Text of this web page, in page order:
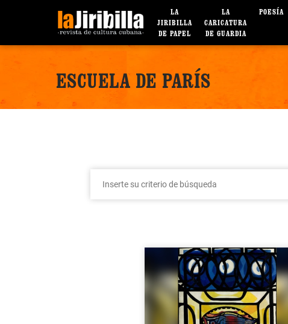
LA
JIRIBILLA
DE PAPEL
LA
CARICATURA
DE GUARDIA
POESÍA
ESCUELA DE PARÍS